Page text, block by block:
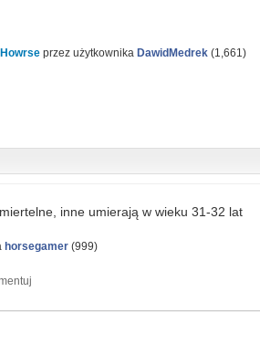
Howrse przez użytkownika DawidMedrek (1,661 )
inne umierają w wieku 31-32 lat
horsegamer (999)